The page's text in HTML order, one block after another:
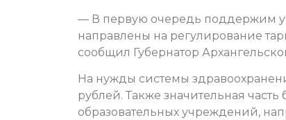
— В первую очередь поддержим
направлены на регулирование
сообщил Губернатор
На нужды системы
рублей. Также значительная
образовательных учреждений,